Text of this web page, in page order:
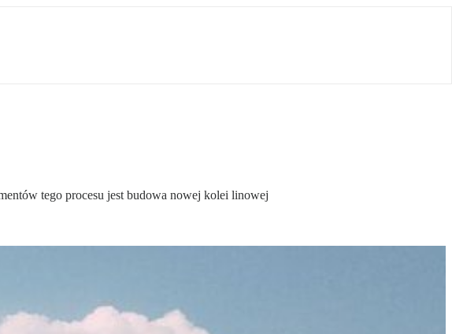
tego procesu jest budowa nowej kolei linowej